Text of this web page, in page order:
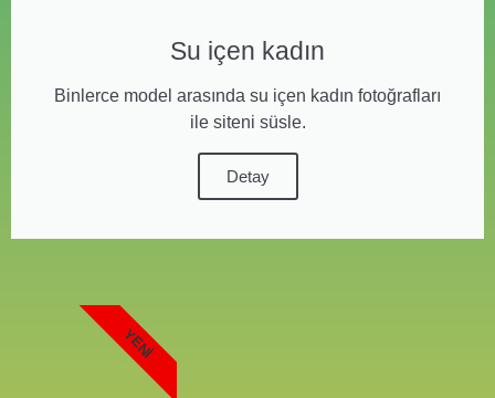
Su içen kadın
Binlerce model arasında su içen kadın fotoğrafları
ile siteni süsle.
Detay
YENI